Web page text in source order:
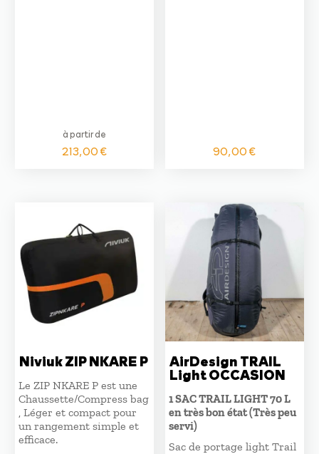
à partir de
213,00€ 90,00€
Niviuk ZIP NKARE P
Le ZIP NKARE P est une
Chaussette/Compress bag
, Léger et compact pour
un rangement simple et
efficace.
AirDesign TRAIL
Light OCCASION
1 SAC TRAIL LIGHT 70 L
en très bon état (Très peu
servi)
Sac de portage light Trail